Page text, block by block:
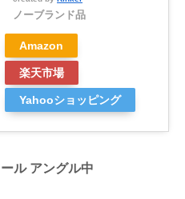
ノーブランド品
Amazon
楽天市場
Yahooショッピング
ル アングル中